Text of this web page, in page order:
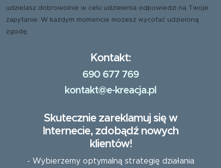
udzielasz dobrowolnie w celu udzielenia odpowiedzi na Twoje
zapytanie. W każdym momencie możesz wycofać udzieloną
zgodę.
Kontakt:
690 677 769
kontakt@e-kreacja.pl
Skutecznie zareklamuj się w
Internecie, zdobądź nowych
klientów!
- Wybierzemy optymalną strategię działania